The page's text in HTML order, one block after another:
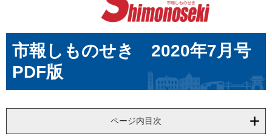
市報しものせき 2020年7月号
PDF版
ページ内目次